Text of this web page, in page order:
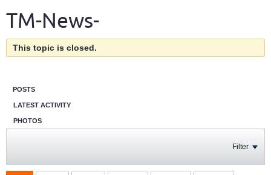
TM-News-
This topic is closed.
POSTS
LATEST ACTIVITY
PHOTOS
Filter